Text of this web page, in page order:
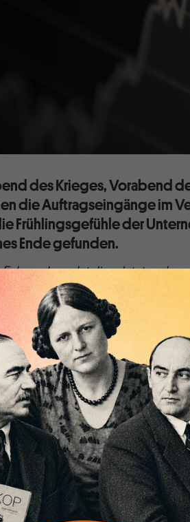
des Krieges, Vorabend
die Auftragseingänge im
Frühlingsgefühle der
Ende gefunden.
Februar beendet die zuletzt
im Verarbeitenden
leicht anziehen – doch der
sehen auch die Unternehmen so –
so stark eingebrochen wie
warnen vor einem
des Ungemachs haben die
von Ende 2021 und Januar
im
zum Vormonat. Bei den
im Februar 2022 um 2,8
angesichts der Sanktionen